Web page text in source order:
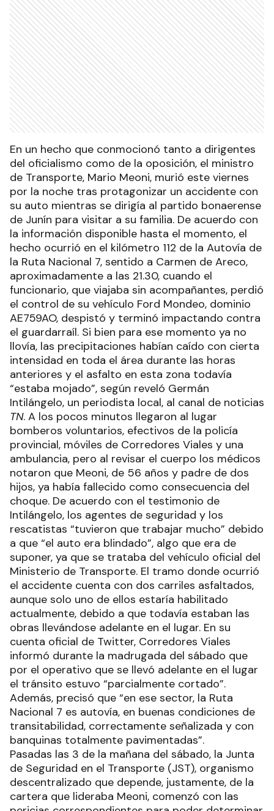
En un hecho que conmocionó tanto a dirigentes
del oficialismo como de la oposición, el ministro
de Transporte, Mario Meoni, murió este viernes
por la noche tras protagonizar un accidente con
su auto mientras se dirigía al partido bonaerense
de Junín para visitar a su familia. De acuerdo con
la información disponible hasta el momento, el
hecho ocurrió en el kilómetro 112 de la Autovía de
la Ruta Nacional 7, sentido a Carmen de Areco,
aproximadamente a las 21.30, cuando el
funcionario, que viajaba sin acompañantes, perdió
el control de su vehículo Ford Mondeo, dominio
AE759AO, despistó y terminó impactando contra
el guardarraíl. Si bien para ese momento ya no
llovía, las precipitaciones habían caído con cierta
intensidad en toda el área durante las horas
anteriores y el asfalto en esta zona todavía
“estaba mojado”, según reveló Germán
Intilángelo, un periodista local, al canal de noticias
TN. A los pocos minutos llegaron al lugar
bomberos voluntarios, efectivos de la policía
provincial, móviles de Corredores Viales y una
ambulancia, pero al revisar el cuerpo los médicos
notaron que Meoni, de 56 años y padre de dos
hijos, ya había fallecido como consecuencia del
choque. De acuerdo con el testimonio de
Intilángelo, los agentes de seguridad y los
rescatistas “tuvieron que trabajar mucho” debido
a que “el auto era blindado”, algo que era de
suponer, ya que se trataba del vehículo oficial del
Ministerio de Transporte. El tramo donde ocurrió
el accidente cuenta con dos carriles asfaltados,
aunque solo uno de ellos estaría habilitado
actualmente, debido a que todavía estaban las
obras llevándose adelante en el lugar. En su
cuenta oficial de Twitter, Corredores Viales
informó durante la madrugada del sábado que
por el operativo que se llevó adelante en el lugar
el tránsito estuvo “parcialmente cortado”.
Además, precisó que “en ese sector, la Ruta
Nacional 7 es autovía, en buenas condiciones de
transitabilidad, correctamente señalizada y con
banquinas totalmente pavimentadas”.
Pasadas las 3 de la mañana del sábado, la Junta
de Seguridad en el Transporte (JST), organismo
descentralizado que depende, justamente, de la
cartera que lideraba Meoni, comenzó con las